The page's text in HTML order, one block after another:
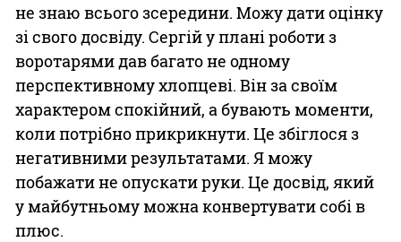
не знаю всього зсередини. Можу дати оцінку
зі свого досвіду. Сергій у плані роботи з
воротарями дав багато не одному
перспективному хлопцеві. Він за своїм
характером спокійний, а бувають моменти,
коли потрібно прикрикнути. Це збіглося з
негативними результатами. Я можу
побажати не опускати руки. Це досвід, який
у майбутньому можна конвертувати собі в
плюс.